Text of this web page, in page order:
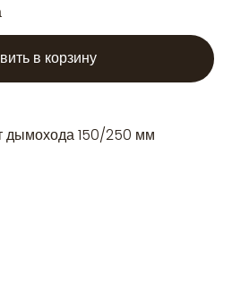
в корзину
дымохода 150/250 мм